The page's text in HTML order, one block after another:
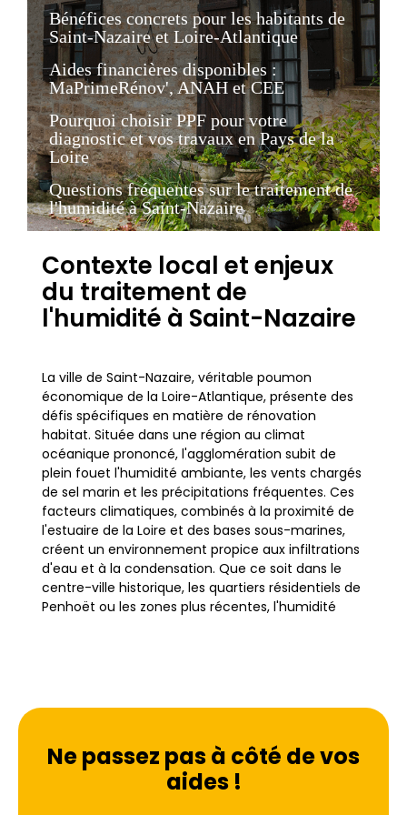
Bénéfices concrets pour les habitants de
Saint-Nazaire et Loire-Atlantique
Aides financières disponibles :
MaPrimeRénov', ANAH et CEE
Pourquoi choisir PPF pour votre
diagnostic et vos travaux en Pays de la
Loire
Questions fréquentes sur le traitement de
l'humidité à Saint-Nazaire
Contexte local et enjeux
du traitement de
l'humidité à Saint-Nazaire
La ville de Saint-Nazaire, véritable poumon
économique de la Loire-Atlantique, présente des
défis spécifiques en matière de rénovation
habitat. Située dans une région au climat
océanique prononcé, l'agglomération subit de
plein fouet l'humidité ambiante, les vents chargés
de sel marin et les précipitations fréquentes. Ces
facteurs climatiques, combinés à la proximité de
l'estuaire de la Loire et des bases sous-marines,
créent un environnement propice aux infiltrations
d'eau et à la condensation. Que ce soit dans le
centre-ville historique, les quartiers résidentiels de
Penhoët ou les zones plus récentes, l'humidité
allant des vieilles demeures en schiste typiques de
la région aux villas balnéaires de Saint-Marc-sur-
Mer, en passant par les constructions en béton de
Ne passez pas à côté de vos
aides !